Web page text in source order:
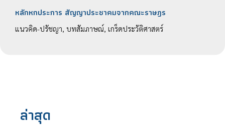
หลักหกประการ สัญญาประชาคมจากคณะราษฎร
แนวคิด-ปรัชญา, บทสัมภาษณ์, เกร็ดประวัติศาสตร์
ล่าสุด